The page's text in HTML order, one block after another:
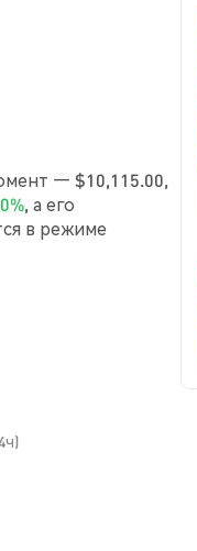
— $10,115.00,
, а его
в режиме